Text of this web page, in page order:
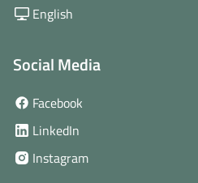
English
Social Media
Facebook
Fenster)
LinkedIn
neuem
Instagram(öffnet